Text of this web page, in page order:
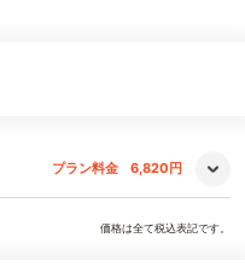
プラン料金 6,820円
価格は全て税込表記です。